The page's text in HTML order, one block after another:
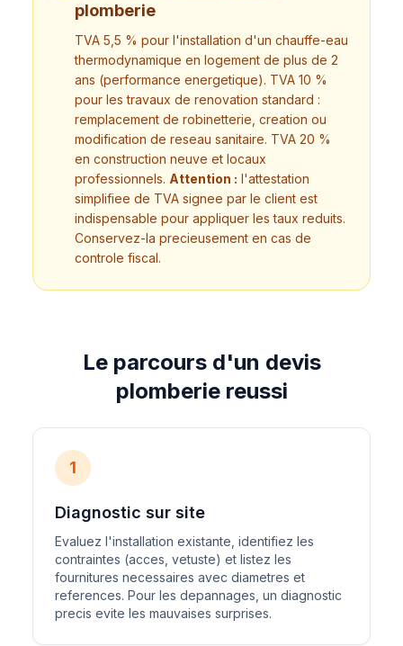
plomberie
TVA 5,5 % pour l'installation d'un chauffe-eau
thermodynamique en logement de plus de 2
ans (performance energetique). TVA 10 %
pour les travaux de renovation standard :
remplacement de robinetterie, creation ou
modification de reseau sanitaire. TVA 20 %
en construction neuve et locaux
professionnels. Attention : l'attestation
simplifiee de TVA signee par le client est
indispensable pour appliquer les taux reduits.
Conservez-la precieusement en cas de
controle fiscal.
Le parcours d'un devis
plomberie reussi
1
Diagnostic sur site
Evaluez l'installation existante, identifiez les
contraintes (acces, vetuste) et listez les
fournitures necessaires avec diametres et
references. Pour les depannages, un diagnostic
precis evite les mauvaises surprises.